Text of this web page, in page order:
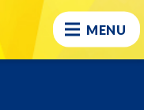
MENU